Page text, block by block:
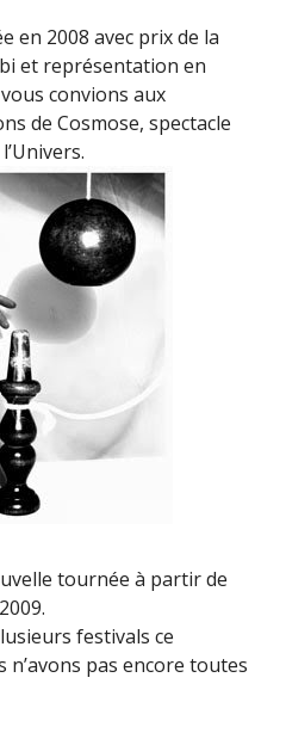
en 2008 avec prix de la
et représentation en
convions aux
de Cosmose, spectacle
tournée à partir de
festivals ce
pas encore toutes